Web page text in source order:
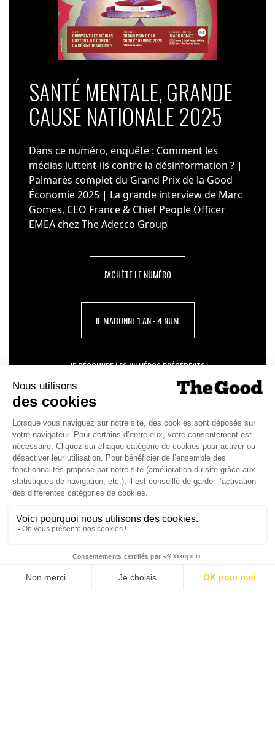
SANTÉ MENTALE, GRANDE
CAUSE NATIONALE 2025
Dans ce numéro, enquête : Comment les
médias luttent-ils contre la désinformation ? |
Palmarès complet du Grand Prix de la Good
Économie 2025 | La grande interview de Marc
Gomes, CEO France & Chief People Officer
EMEA chez The Adecco Group
J'ACHÈTE LE NUMÉRO
JE M'ABONNE 1 AN - 4 NUM.
JE DÉCOUVRE LES NUMÉROS PRÉCÉDENTS
Je suis déjà abonné(e) :
version digitale
SUIVEZ-NOUS